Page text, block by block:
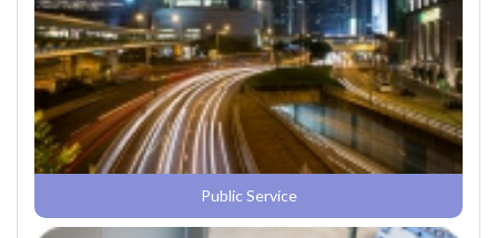
Public Service